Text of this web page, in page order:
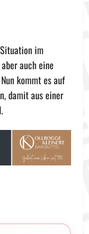
im
auch eine
kommt es auf
damit aus einer